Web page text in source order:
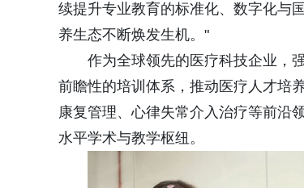
续提升专业教育的标准化、数字化与
养生态不断焕发生机。"
作为全球领先的医疗科技企业，
前瞻性的培训体系，推动医疗人才培
康复管理、心律失常介入治疗等前沿
水平学术与教学枢纽。